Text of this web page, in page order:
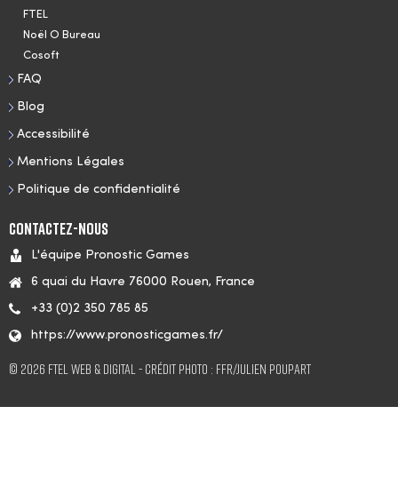
FTEL
Noël O Bureau
Cosoft
FAQ
Blog
Accessibilité
Mentions Légales
Politique de confidentialité
Contactez-nous
L'équipe Pronostic Games
6 quai du Havre 76000 Rouen, France
+33 (0)2 350 785 85
https://www.pronosticgames.fr/
© 2026 FTEL Web & Digital - Crédit Photo : FFR/Julien Poupart